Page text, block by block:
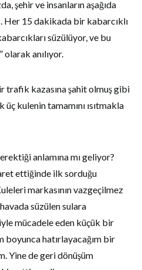
şehir ve insanların aşağıda
Her 15 dakikada bir kabarcıklı
süzülüyor, ve bu
olarak anılıyor.
trafik kazasına şahit olmuş gibi
üç kulenin tamamını ısıtmakla
anlamına mı geliyor?
ettiğinde ilk sorduğu
markasının vazgeçilmez
süzülen sulara
mücadele eden küçük bir
boyunca hatırlayacağım bir
Yine de geri dönüşüm